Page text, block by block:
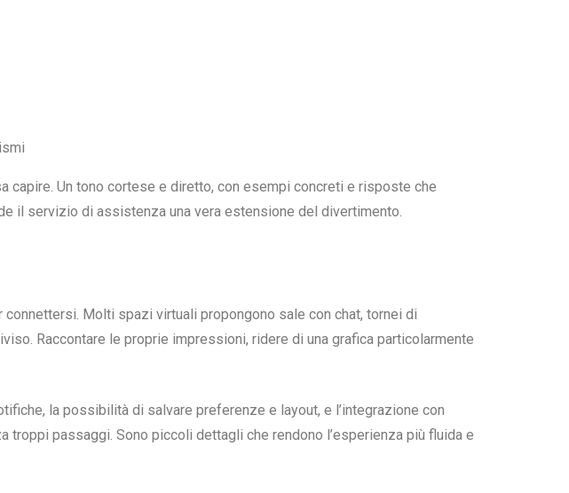
Un tono cortese e diretto, con esempi concreti e risposte che
il servizio di assistenza una vera estensione del divertimento.
Molti spazi virtuali propongono sale con chat, tornei di
Raccontare le proprie impressioni, ridere di una grafica particolarmente
la possibilità di salvare preferenze e layout, e l’integrazione con
passaggi. Sono piccoli dettagli che rendono l’esperienza più fluida e